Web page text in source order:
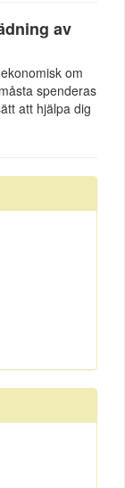
av
om
spenderas
att hjälpa dig